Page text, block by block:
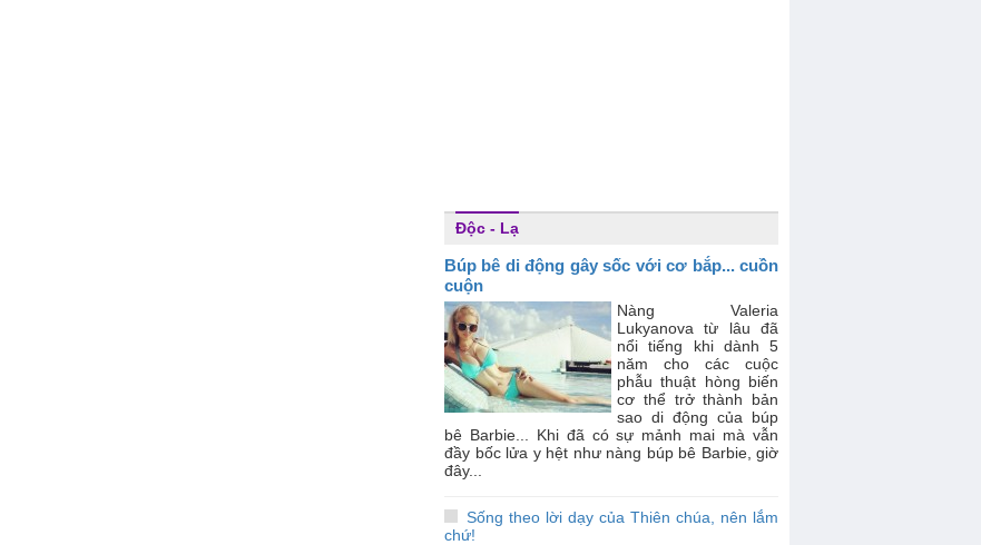
Độc - Lạ
Búp bê di động gây sốc với cơ bắp... cuồn
cuộn
Nàng Valeria
Lukyanova từ lâu đã
nổi tiếng khi dành 5
năm cho các cuộc
phẫu thuật hòng biến
cơ thể trở thành bản
sao di động của búp
bê Barbie... Khi đã có sự mảnh mai mà vẫn
đầy bốc lửa y hệt như nàng búp bê Barbie, giờ
đây...
Sống theo lời dạy của Thiên chúa, nên lắm
chứ!